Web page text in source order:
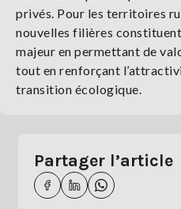
privés. Pour les territoires
nouvelles filières
majeur en permettant de
tout en renforçant
transition écologique.
Partager l’article